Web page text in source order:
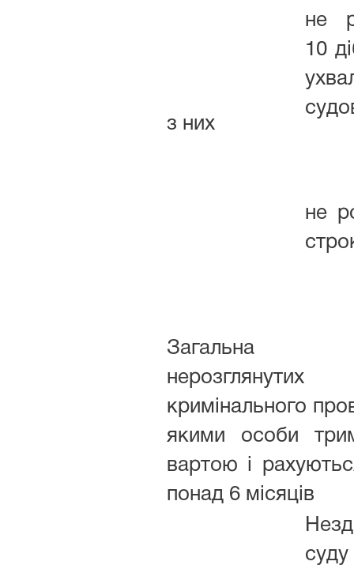
з них
не
10
не
Загальна
нерозглянутих
кримінального
якими особи
вартою і
понад 6 місяців